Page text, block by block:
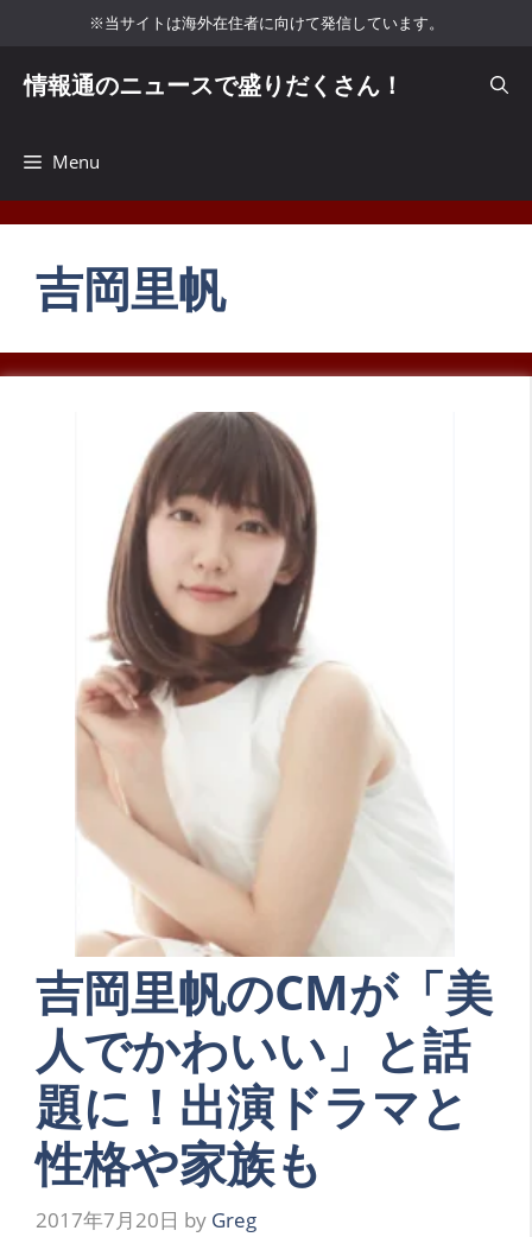
キ
※当サイトは海外在住者に向けて発信しています。
情報通のニュースで盛りだくさん！
Menu
吉岡里帆
吉岡里帆のCMが「美
人でかわいい」と話
題に！出演ドラマと
性格や家族も
2017年7月20日 by Greg